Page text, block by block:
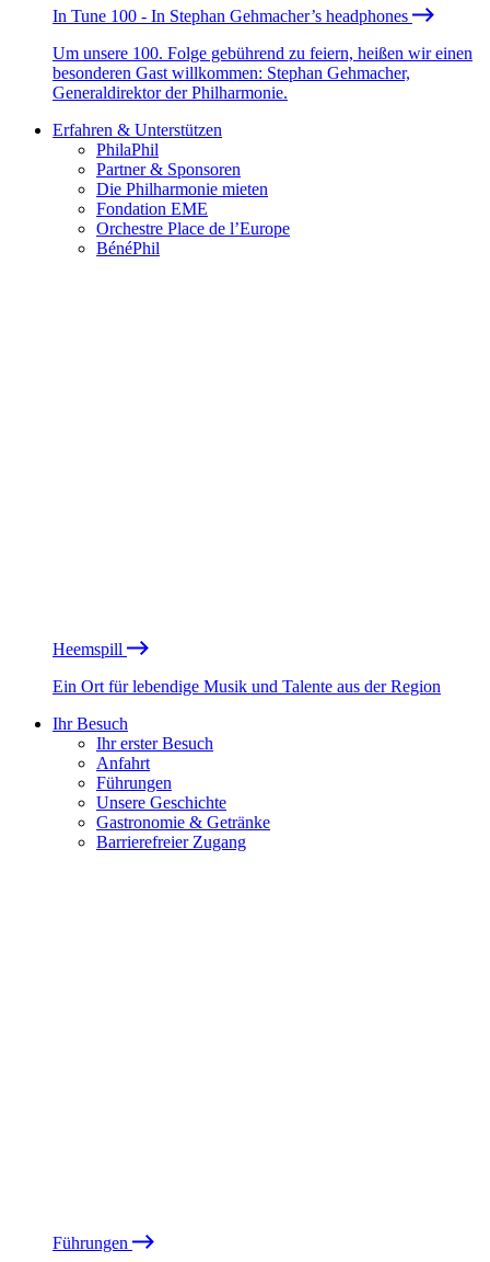
In Tune 100 - In Stephan Gehmacher’s headphones
Um unsere 100. Folge gebührend zu feiern, heißen wir einen
besonderen Gast willkommen: Stephan Gehmacher,
Generaldirektor der Philharmonie.
Erfahren & Unterstützen
PhilaPhil
Partner & Sponsoren
Die Philharmonie mieten
Fondation EME
Orchestre Place de l’Europe
BénéPhil
Heemspill
Ein Ort für lebendige Musik und Talente aus der Region
Ihr Besuch
Ihr erster Besuch
Anfahrt
Führungen
Unsere Geschichte
Gastronomie & Getränke
Barrierefreier Zugang
Führungen